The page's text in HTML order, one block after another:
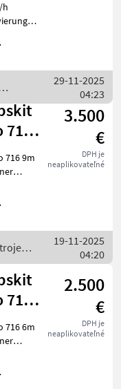
h
29-11-2025
04:23
716
r
3.500
€
DPH je
neaplikovateľné
716 9m
/
19-11-2025
04:20
716
r
2.500
€
DPH je
neaplikovateľné
716 6m